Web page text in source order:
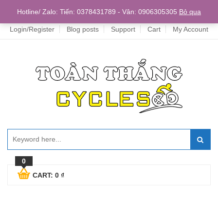
Home
Login/Register Blog posts Support Cart My Account
0
CART: 0 ₫
Hotline/ Zalo: Tiến: 0378431789 - Vân: 0906305305 Bỏ qua